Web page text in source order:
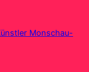
Monschau-